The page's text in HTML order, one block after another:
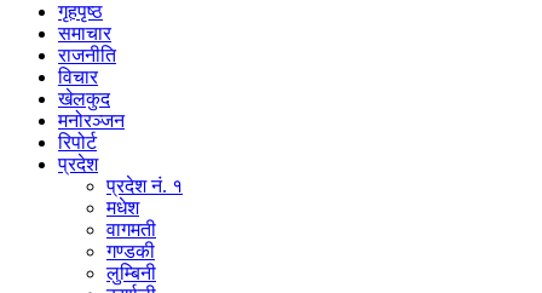
गृहपृष्ठ
समाचार
राजनीति
विचार
खेलकुद
मनोरञ्जन
रिपोर्ट
प्रदेश
प्रदेश नं. १
मधेश
वागमती
गण्डकी
लुम्बिनी